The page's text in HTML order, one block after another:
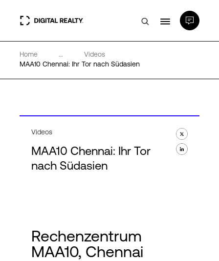
Rechenzentren
Wissenswertes
Login
Home ...
Videos
MAA10 Chennai: Ihr Tor nach Südasien
Videos
MAA10 Chennai: Ihr Tor
nach Südasien
Rechenzentrum
MAA10, Chennai